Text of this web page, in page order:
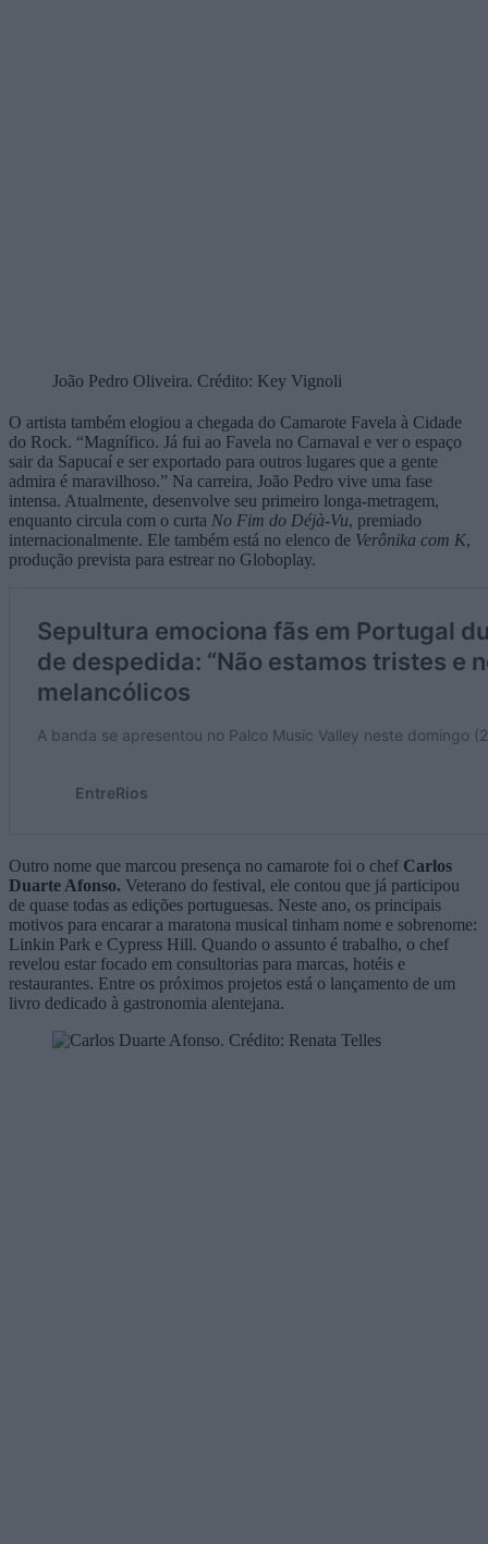
João Pedro Oliveira. Crédito: Key Vignoli
O artista também elogiou a chegada do Camarote Favela à Cidade
do Rock. “Magnífico. Já fui ao Favela no Carnaval e ver o espaço
sair da Sapucaí e ser exportado para outros lugares que a gente
admira é maravilhoso.” Na carreira, João Pedro vive uma fase
intensa. Atualmente, desenvolve seu primeiro longa-metragem,
enquanto circula com o curta No Fim do Déjà-Vu, premiado
internacionalmente. Ele também está no elenco de Verônika com K,
produção prevista para estrear no Globoplay.
Outro nome que marcou presença no camarote foi o chef Carlos
Duarte Afonso. Veterano do festival, ele contou que já participou
de quase todas as edições portuguesas. Neste ano, os principais
motivos para encarar a maratona musical tinham nome e sobrenome:
Linkin Park e Cypress Hill. Quando o assunto é trabalho, o chef
revelou estar focado em consultorias para marcas, hotéis e
restaurantes. Entre os próximos projetos está o lançamento de um
livro dedicado à gastronomia alentejana.